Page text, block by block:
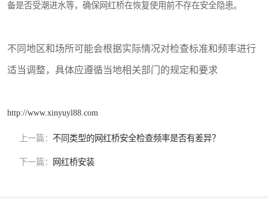
备是否受潮进水等，确保网红桥在恢复使用前不存在安全隐患。
不同地区和场所可能会根据实际情况对检查标准和频率进行
适当调整，具体应遵循当地相关部门的规定和要求
http://www.xinyuyl88.com
上一篇： 不同类型的网红桥安全检查频率是否有差异？
下一篇： 网红桥安装